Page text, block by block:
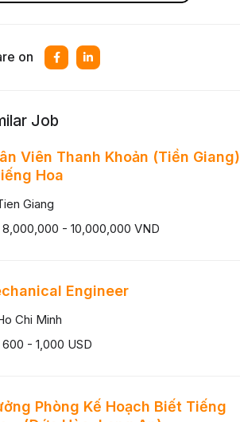
on
Job
Viên Thanh Khoản (Tiền Giang)
Hoa
Giang
8,000,000 - 10,000,000 VND
Engineer
Chi Minh
600 - 1,000 USD
Phòng Kế Hoạch Biết Tiếng